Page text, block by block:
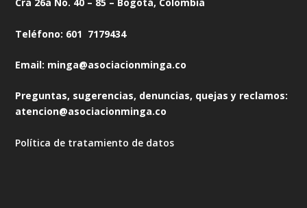
Teléfono: 601 7179434
Email: minga@asociacionminga.co
Preguntas, sugerencias, denuncias, quejas y reclamos:
atencion@asociacionminga.co
Política de tratamiento de datos